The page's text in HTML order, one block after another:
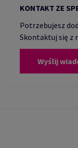
KONTAKT ZE
Potrzebujesz
Skontaktuj się z
Wyślij